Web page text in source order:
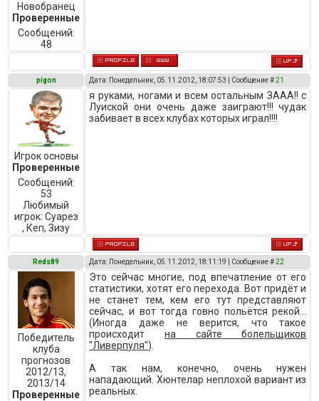
Новобранец
Проверенные
Сообщений:
48
pigon Дата: Понедельник, 05.11.2012, 18:07:53 | Сообщение #21
Игрок основы
Проверенные
Сообщений:
53
Любимый
игрок: Суарез
, Кеп, Зизу
я руками, ногами и всем остальным ЗААА!! с
Луиской они очень даже заиграют!!! чудак
забивает в всех клубах которых играл!!!!
Reds89 Дата: Понедельник, 05.11.2012, 18:11:19 | Сообщение #22
Победитель
клуба
прогнозов
2012/13,
2013/14
Проверенные
Это сейчас многие, под впечатление от его
статистики, хотят его перехода. Вот придёт и
не станет тем, кем его тут представляют
сейчас, и вот тогда говно польётся рекой...
(Иногда даже не верится, что такое
происходитна сайте болельщиков
"Ливерпуля").
А так нам, конечно, очень нужен
нападающий. Хюнтелар неплохой вариант из
реальных.